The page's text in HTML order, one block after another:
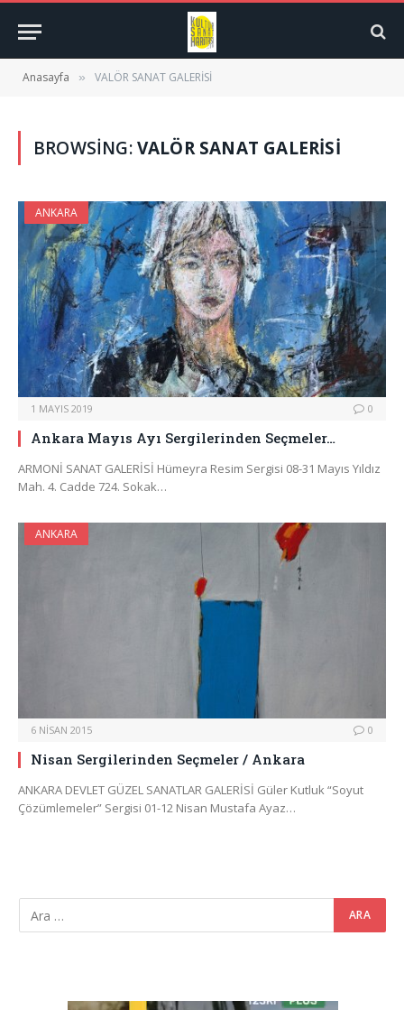
Anasayfa » VALÖR SANAT GALERİSİ
BROWSING:VALÖR SANAT GALERİSİ
ANKARA
1 MAYIS 2019 0
Ankara Mayıs Ayı Sergilerinden Seçmeler…
ARMONİ SANAT GALERİSİ Hümeyra Resim Sergisi 08-31 Mayıs Yıldız
Mah. 4. Cadde 724. Sokak…
ANKARA
6 NISAN 2015 0
Nisan Sergilerinden Seçmeler / Ankara
ANKARA DEVLET GÜZEL SANATLAR GALERİSİ Güler Kutluk “Soyut
Çözümlemeler” Sergisi 01-12 Nisan Mustafa Ayaz…